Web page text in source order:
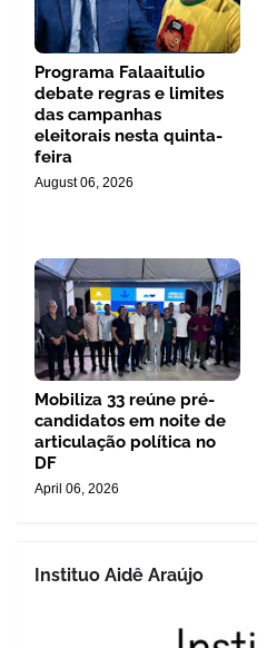
Programa Falaaitulio
debate regras e limites
das campanhas
eleitorais nesta quinta-
feira
August 06, 2026
Mobiliza 33 reúne pré-
candidatos em noite de
articulação política no
DF
April 06, 2026
Instituo Aidê Araújo